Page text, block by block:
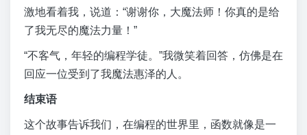
激地看着我，说道：“谢谢你，大魔法师！你真的是给
了我无尽的魔法力量！”
“不客气，年轻的编程学徒。”我微笑着回答，仿佛是在
回应一位受到了我魔法惠泽的人。
结束语
这个故事告诉我们，在编程的世界里，函数就像是一